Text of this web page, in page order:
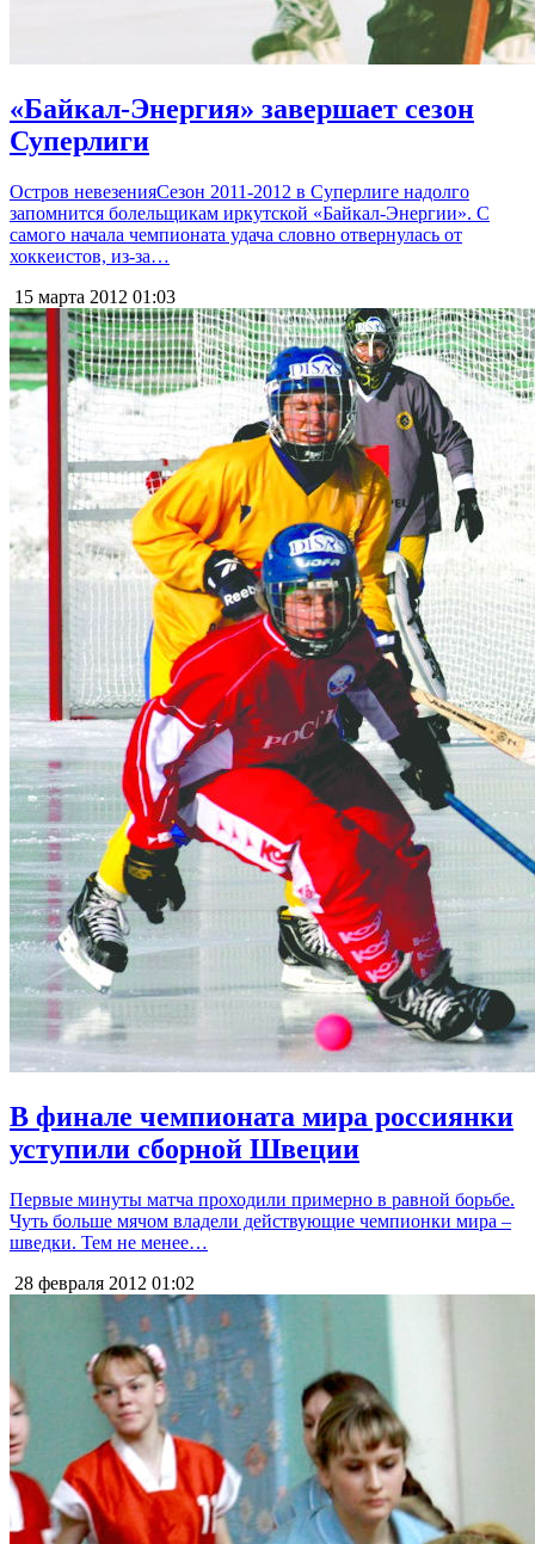
«Байкал-Энергия» завершает сезон
Суперлиги
Остров невезенияСезон 2011-2012 в Суперлиге надолго
запомнится болельщикам иркутской «Байкал-Энергии». С
самого начала чемпионата удача словно отвернулась от
хоккеистов, из-за…
15 марта 2012 01:03
В финале чемпионата мира россиянки
уступили сборной Швеции
Первые минуты матча проходили примерно в равной борьбе.
Чуть больше мячом владели действующие чемпионки мира –
шведки. Тем не менее…
28 февраля 2012 01:02